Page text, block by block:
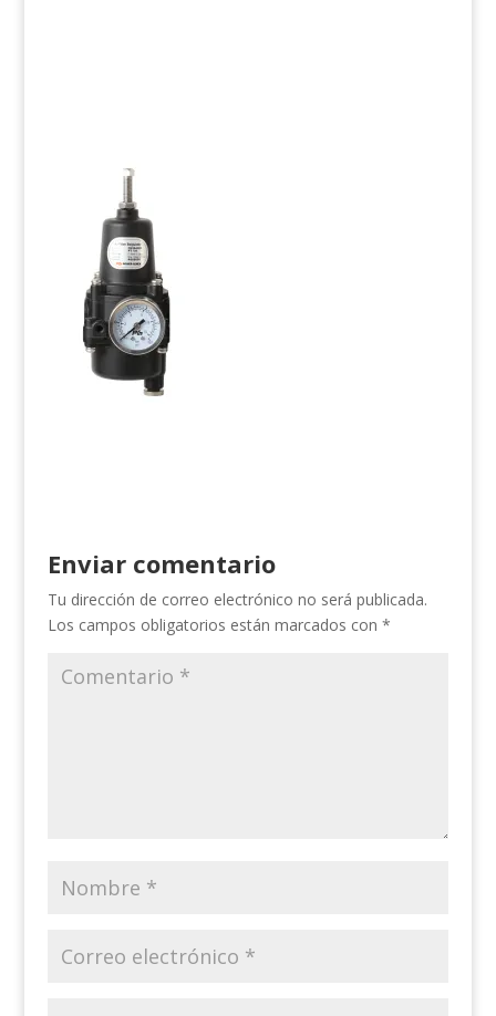
Enviar comentario
Tu dirección de correo electrónico no será publicada.
Los campos obligatorios están marcados con *